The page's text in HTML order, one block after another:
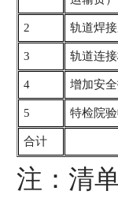
2 轨道焊
3 轨道连
4 增加安
5 特检院
合计
注：清